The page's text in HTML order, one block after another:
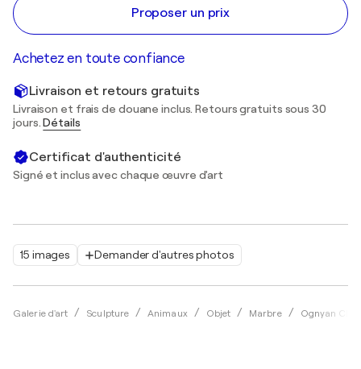
15 images Demander d'autres photos
Galerie d'art Sculpture Animaux Objet Marbre Ognyan
Proposer un prix
Achetez en toute confiance
Livraison et retours gratuits
Livraison et frais de douane inclus. Retours gratuits sous 30
jours.Détails
Certificat d'authenticité
Signé et inclus avec chaque œuvre d'art